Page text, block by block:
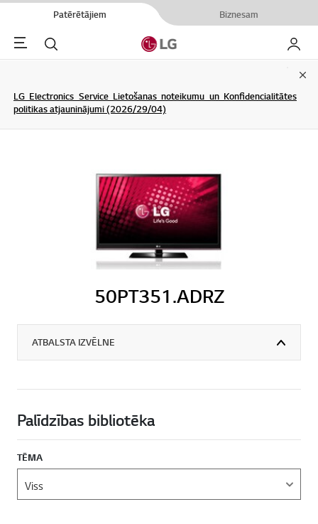
Patērētājiem Biznesam
Menu Meklēt Mans
LG Electronics Service Lietošanas noteikumu un Konfidencialitātes
politikas atjauninājumi (2026/29/04)
50PT351.ADRZ
ATBALSTA IZVĒLNE
Palīdzības bibliotēka
TĒMA